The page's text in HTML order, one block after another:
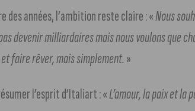
des années, l’ambition reste claire : «Nous
devenir milliardaires mais nous voulons que
faire rêver, mais simplement.»
l’esprit d’Italiart : «L’amour, la paix et la